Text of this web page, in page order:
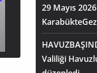
29 Mayıs
Valiliği